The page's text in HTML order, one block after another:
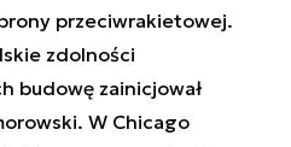
przeciwrakietowej.
zdolności
budowę zainicjował
W Chicago